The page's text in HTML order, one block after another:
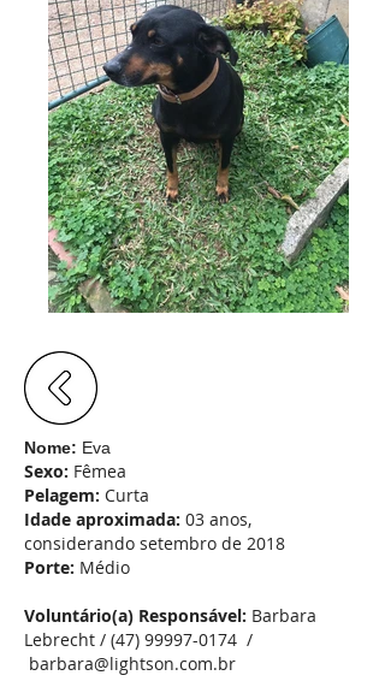
Nome: Eva
Sexo: Fêmea
Pelagem: Curta
Idade aproximada: 03 anos,
considerando setembro de 2018
Porte: Médio
Voluntário(a) Responsável: Barbara
Lebrecht / (47) 99997-0174 /
barbara@lightson.com.br